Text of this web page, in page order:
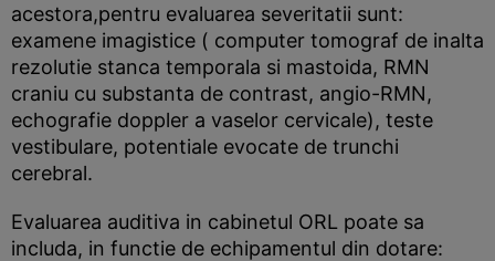
acestora,pentru evaluarea severitatii sunt:
examene imagistice ( computer tomograf de inalta
rezolutie stanca temporala si mastoida, RMN
craniu cu substanta de contrast, angio-RMN,
echografie doppler a vaselor cervicale), teste
vestibulare, potentiale evocate de trunchi
cerebral.
Evaluarea auditiva in cabinetul ORL poate sa
includa, in functie de echipamentul din dotare: